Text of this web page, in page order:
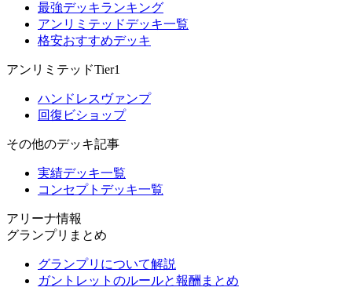
最強デッキランキング
アンリミテッドデッキ一覧
格安おすすめデッキ
アンリミテッドTier1
ハンドレスヴァンプ
回復ビショップ
その他のデッキ記事
実績デッキ一覧
コンセプトデッキ一覧
アリーナ情報
グランプリまとめ
グランプリについて解説
ガントレットのルールと報酬まとめ